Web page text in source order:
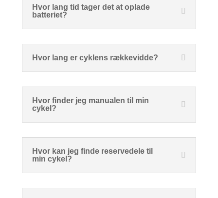
Hvor lang tid tager det at oplade
batteriet?
Hvor lang er cyklens rækkevidde?
Hvor finder jeg manualen til min
cykel?
Hvor kan jeg finde reservedele til
min cykel?